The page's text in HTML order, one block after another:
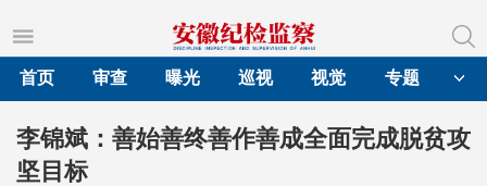
首页
审查 曝光 巡视 视觉 专题
李锦斌：善始善终善作善成全面完成脱贫攻
坚目标